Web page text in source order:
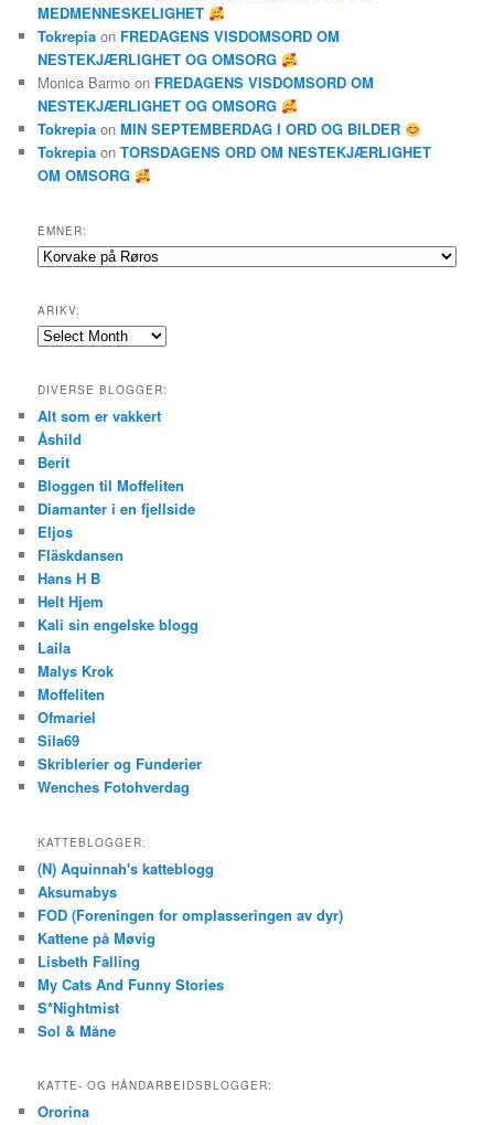
MEDMENNESKELIGHET
Tokrepia on FREDAGENS VISDOMSORD OM
NESTEKJÆRLIGHET OG OMSORG
Monica Barmo on FREDAGENS VISDOMSORD OM
NESTEKJÆRLIGHET OG OMSORG
Tokrepia onMIN SEPTEMBERDAG I ORD OG BILDER
Tokrepia onTORSDAGENS ORD OM NESTEKJÆRLIGHET
OM OMSORG
EMNER:
Emner:
ARIKV:
Arikv:
DIVERSE BLOGGER:
Alt som er vakkert
Åshild
Berit
Bloggen til Moffeliten
Diamanter i en fjellside
Eljos
Fläskdansen
Hans H B
Helt Hjem
Kali sin engelske blogg
Laila
Malys Krok
Moffeliten
Ofmariel
Sila69
Skriblerier og Funderier
Wenches Fotohverdag
KATTEBLOGGER:
(N) Aquinnah's katteblogg
Aksumabys
FOD (Foreningen for omplasseringen av dyr)
Kattene på Møvig
Lisbeth Falling
My Cats And Funny Stories
S*Nightmist
Sol & Måne
KATTE- OG HÅNDARBEIDSBLOGGER:
Ororina